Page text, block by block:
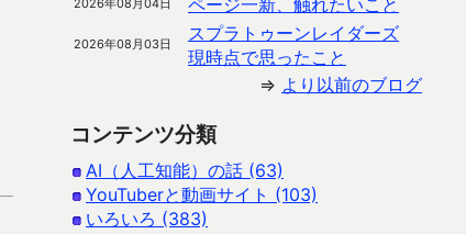
2026年08月04日 ページ一新、触れたいこと
2026年08月03日
スプラトゥーンレイダーズ
現時点で思ったこと
⇒ より以前のブログ
コンテンツ分類
AI（人工知能）の話 (63)
YouTuberと動画サイト (103)
いろいろ (383)